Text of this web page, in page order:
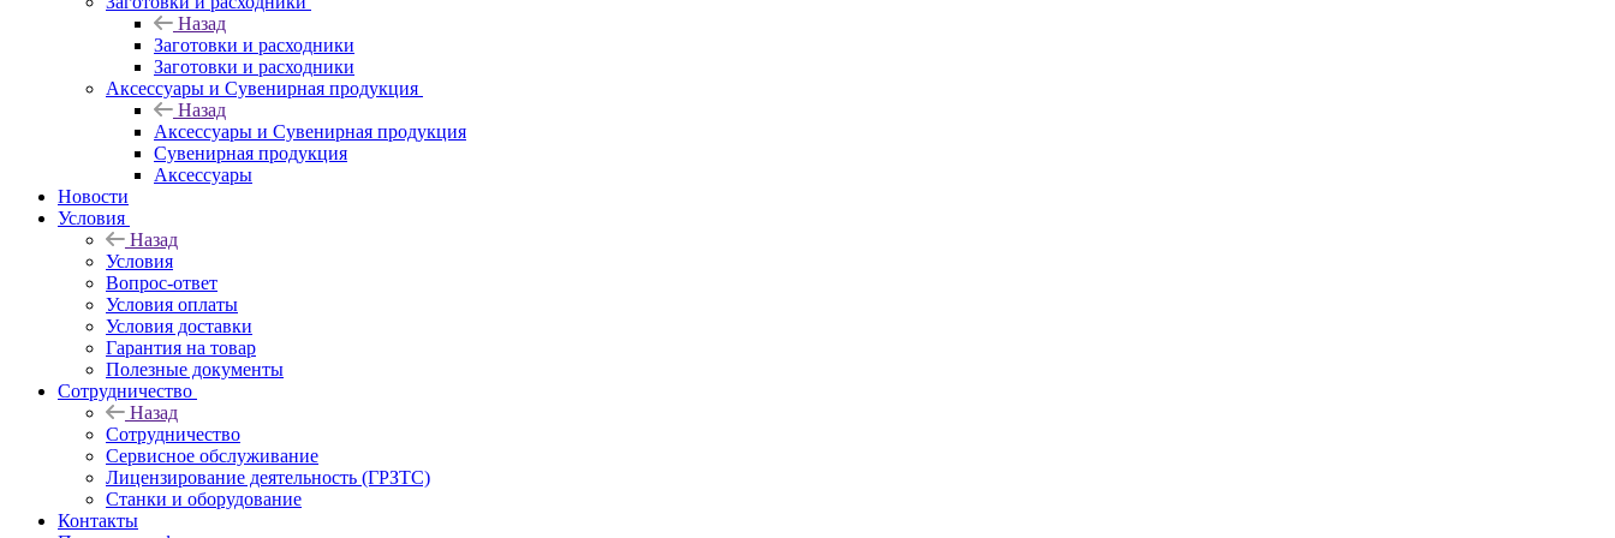
Назад
Заготовки и расходники
Заготовки и расходники
Аксессуары и Сувенирная продукция
Назад
Аксессуары и Сувенирная продукция
Сувенирная продукция
Аксессуары
Новости
Условия
Назад
Условия
Вопрос-ответ
Условия оплаты
Условия доставки
Гарантия на товар
Полезные документы
Сотрудничество
Назад
Сотрудничество
Сервисное обслуживание
Лицензирование деятельность (ГРЗТС)
Станки и оборудование
Контакты